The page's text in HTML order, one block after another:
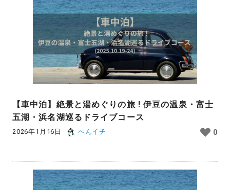
【車中泊】絶景と湯めぐりの旅 ! 伊豆の温泉・富士
五湖・浜名湖巡るドライブコース
2026年1月16日 ぺんイチ 0